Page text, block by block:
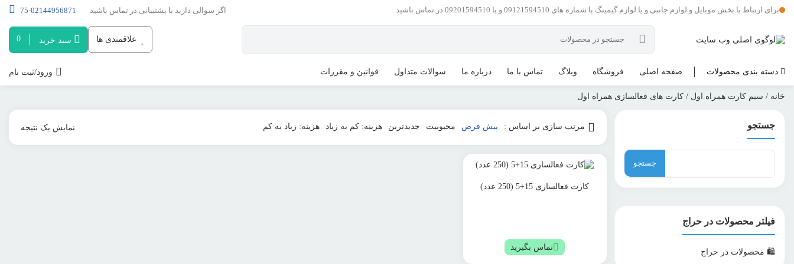
برای ارتباط با بخش موبایل و لوازم جانبی و یا لوازم گیمینگ با شماره های 09121594510 و یا 09201594510 در تماس باشید . اگر سوالی دارید با پشتیبانی در تماس باشید 02144956871-75
علاقمندی ها سبد خرید 0
دسته بندی محصولات صفحه اصلی فروشگاه وبلاگ تماس با ما درباره ما سوالات متداول قوانین و مقررات ورود/ثبت نام
خانه / سیم کارت همراه اول / کارت های فعالسازی همراه اول
جستجو
جستجو
فیلتر محصولات در حراج
🛍️ محصولات در حراج
نمایش یک نتیجه مرتب سازی بر اساس : پیش فرض محبوبیت جدیدترین هزینه: کم به زیاد هزینه: زیاد به کم
کارت فعالسازی 15+5 (250 عدد)
تماس بگیرید